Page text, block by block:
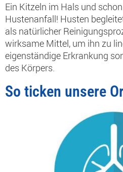
Ein Kitzeln im Hals und
Hustenanfall! Husten
als natürlicher
wirksame Mittel, um ihn zu
eigenständige Erkrankung
des Körpers.
So ticken unsere